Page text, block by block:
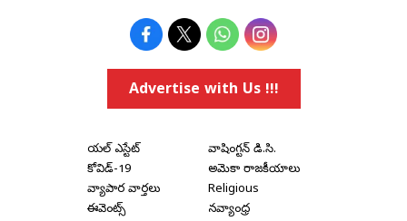
Advertise with Us !!!
రియల్ ఎస్టేట్
కోవిడ్-19
వ్యాపార వార్తలు
ఈవెంట్స్
వాషింగ్టన్ డి.సి.
అమెరికా రాజకీయాలు
Religious
నవ్యాంధ్ర